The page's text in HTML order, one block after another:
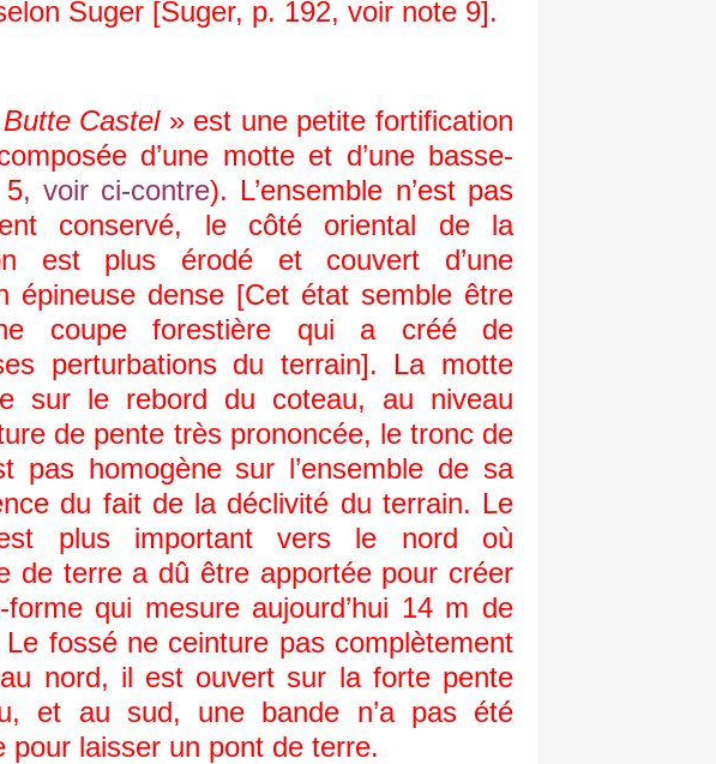
Suger [Suger, p. 192, voir note 9].
Butte Castel» est une petite fortification
d’une motte et d’une basse-
, voir ci-contre). L’ensemble n’est pas
conservé, le côté oriental de la
est plus érodé et couvert d’une
épineuse dense [Cet état semble être
coupe forestière qui a créé de
perturbations du terrain]. La motte
sur le rebord du coteau, au niveau
de pente très prononcée, le tronc de
pas homogène sur l’ensemble de sa
du fait de la déclivité du terrain. Le
plus important vers le nord où
de terre a dû être apportée pour créer
forme qui mesure aujourd’hui 14 m de
Le fossé ne ceinture pas complètement
nord, il est ouvert sur la forte pente
et au sud, une bande n’a pas été
pour laisser un pont de terre.